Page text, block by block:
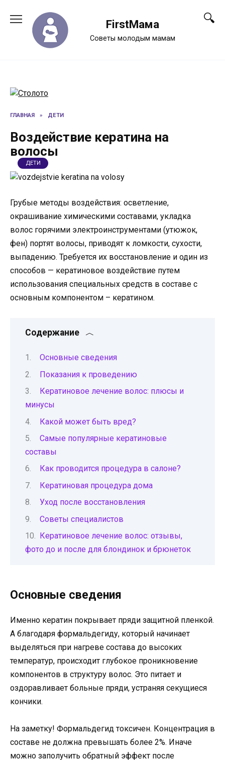
содержанию
FirstМама
Советы молодым мамам
ГЛАВНАЯ » ДЕТИ
Воздействие кератина на
волосы
ДЕТИ
Грубые методы воздействия: осветление,
окрашивание химическими составами, укладка
волос горячими электроинструментами (утюжок,
фен) портят волосы, приводят к ломкости, сухости,
выпадению. Требуется их восстановление и один из
способов — кератиновое воздействие путем
использования специальных средств в составе с
основным компонентом – кератином.
Содержание
Основные сведения
Показания к проведению
Кератиновое лечение волос: плюсы и
минусы
Какой может быть вред?
Самые популярные кератиновые
составы
Как проводится процедура в салоне?
Кератиновая процедура дома
Уход после восстановления
Советы специалистов
Кератиновое лечение волос: отзывы,
фото до и после для блондинок и брюнеток
Основные сведения
Именно кератин покрывает пряди защитной пленкой.
А благодаря формальдегиду, который начинает
выделяться при нагреве состава до высоких
температур, происходит глубокое проникновение
компонентов в структуру волос. Это питает и
оздоравливает больные пряди, устраняя секущиеся
кончики.
На заметку! Формальдегид токсичен. Концентрация в
составе не должна превышать более 2%. Иначе
можно заполучить обратный эффект после